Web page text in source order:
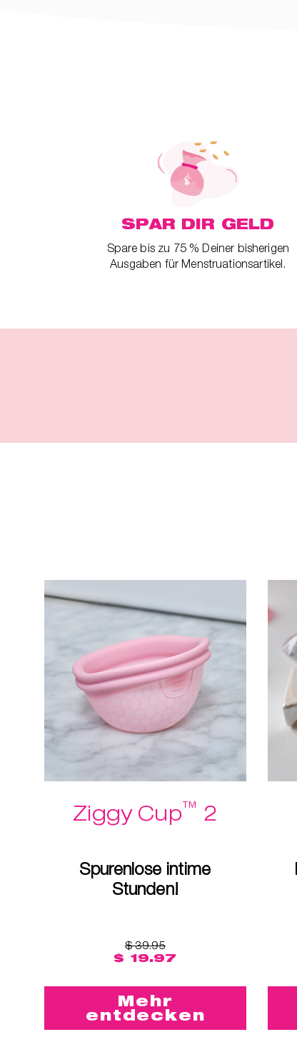
SPAR DIR GELD
Spare bis zu 75 % Deiner bisherigen
Ausgaben für Menstruationsartikel.
Ziggy Cup™ 2
Spurenlose intime
Stunden!
$ 39.95
$ 19.97
Mehr
entdecken